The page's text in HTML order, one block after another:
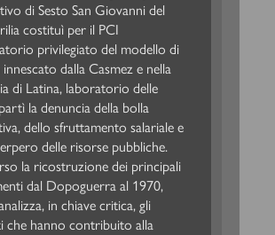
di Sesto San Giovanni del
costituì per il PCI
privilegiato del modello di
dalla Casmez e nella
di Latina, laboratorio delle
la denuncia della bolla
dello sfruttamento salariale e
delle risorse pubbliche.
la ricostruzione dei principali
dal Dopoguerra al 1970,
in chiave critica, gli
che hanno contribuito alla